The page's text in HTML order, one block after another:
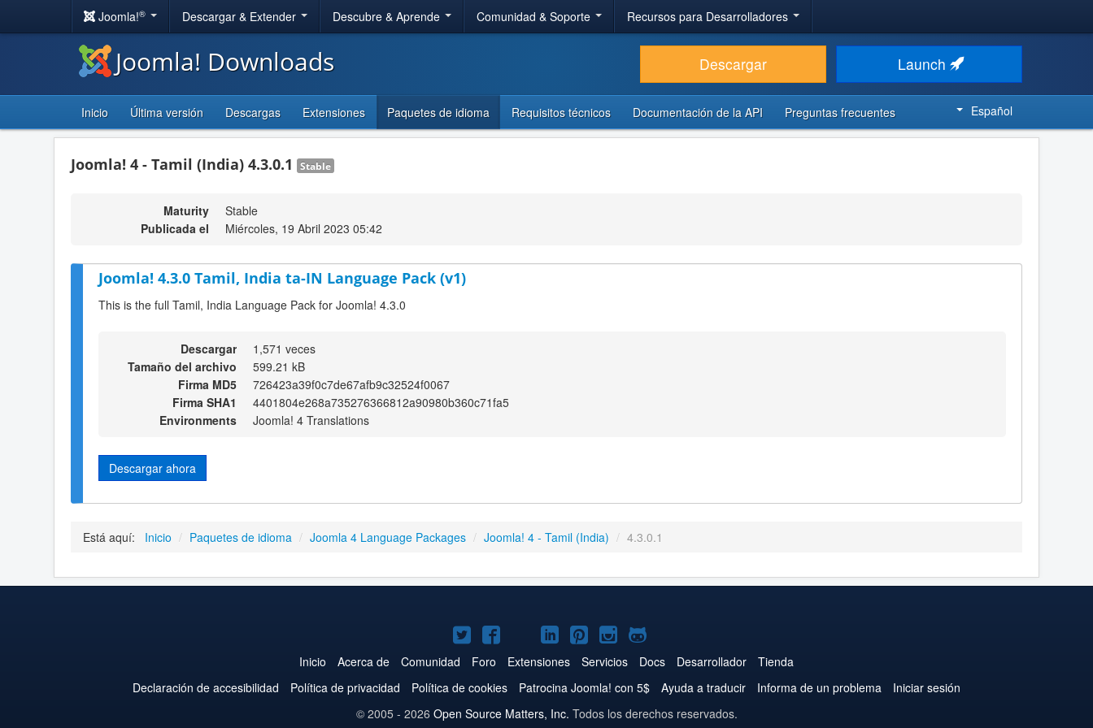
Joomla!® Descargar & Extender Descubre & Aprende Comunidad & Soporte Recursos para Desarrolladores
Joomla! Downloads Descargar Launch
Inicio Última versión Descargas Extensiones Paquetes de idioma Requisitos técnicos Documentación de la API Preguntas frecuentes Español
Joomla! 4 - Tamil (India) 4.3.0.1 Stable
Maturity
Stable
Publicada el
Miércoles, 19 Abril 2023 05:42
Joomla! 4.3.0 Tamil, India ta-IN Language Pack (v1)
This is the full Tamil, India Language Pack for Joomla! 4.3.0
Descargar
1,571 veces
Tamaño del archivo
599.21 kB
Firma MD5
726423a39f0c7de67afb9c32524f0067
Firma SHA1
4401804e268a735276366812a90980b360c71fa5
Environments
Joomla! 4 Translations
Descargar ahora
Está aquí: Inicio / Paquetes de idioma / Joomla 4 Language Packages / Joomla! 4 - Tamil (India) / 4.3.0.1
Joomla!
en
Twitter
Joomla!
en
Facebook
Joomla!
en
YouTube
Joomla!
en
LinkedIn
Joomla!
en
Pinterest
Joomla!
en
Instagram
Joomla!
en
GitHub
Inicio Acerca de Comunidad Foro Extensiones Servicios Docs Desarrollador
Tienda
Declaración de accesibilidad
Política de privacidad Política de cookies Patrocina Joomla! con 5$ Ayuda a traducir Informa de un problema
Iniciar sesión
© 2005 - 2026 Open Source Matters, Inc. Todos los derechos reservados.